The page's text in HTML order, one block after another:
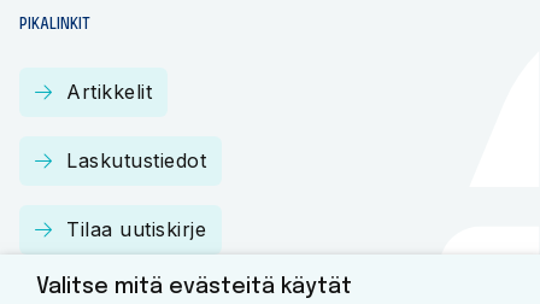
PIKALINKIT
Artikkelit
Laskutustiedot
Tilaa uutiskirje
Valitse mitä evästeitä käytät